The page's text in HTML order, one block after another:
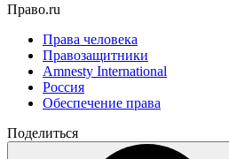
Право.ru
Права человека
Правозащитники
Amnesty International
Россия
Обеспечение права
Поделиться